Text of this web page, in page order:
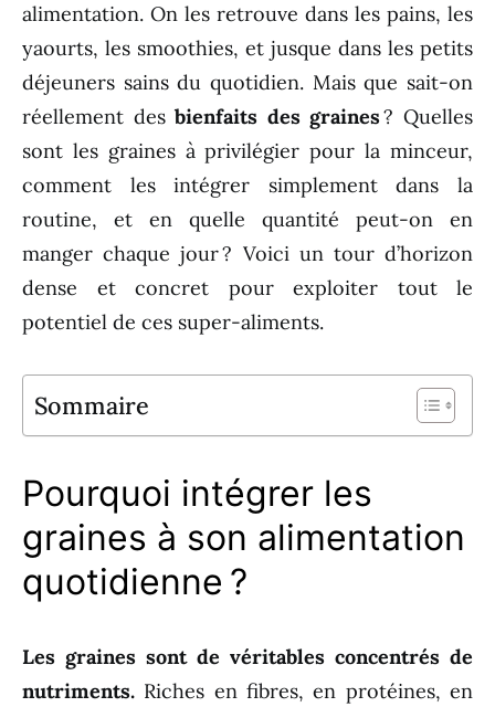
alimentation. On les retrouve dans les pains, les
yaourts, les smoothies, et jusque dans les petits
déjeuners sains du quotidien. Mais que sait-on
réellement desbienfaits des graines? Quelles
sont les graines à privilégier pour la minceur,
comment les intégrer simplement dans la
routine, et en quelle quantité peut-on en
manger chaque jour ? Voici un tour d’horizon
dense et concret pour exploiter tout le
potentiel de ces super-aliments.
Sommaire
Pourquoi intégrer les
graines à son alimentation
quotidienne ?
Les graines sont de véritables concentrés de
nutriments. Riches en fibres, en protéines, en